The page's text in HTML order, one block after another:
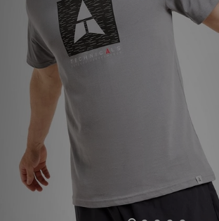
PROMOS
Mon JD
Suivre Ma Commande
Service client
Nos Magasins
Télécharge l'Appli